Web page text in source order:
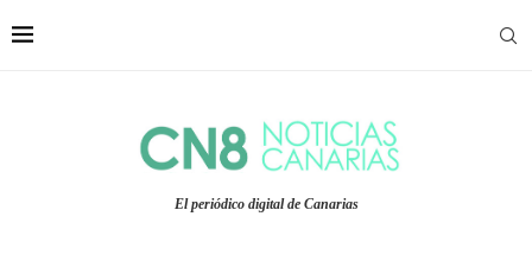
El periódico digital de Canarias